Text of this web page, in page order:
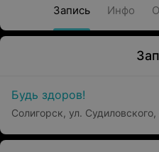
Запись Инфо
Будь здоров!
Солигорск, ул. Судиловского,